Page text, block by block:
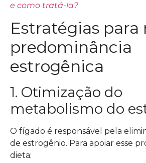
e como tratá-la?
Estratégias para
predominância
estrogênica
1. Otimização do
metabolismo do
O fígado é responsável pela
de estrogênio. Para apoiar esse
dieta: